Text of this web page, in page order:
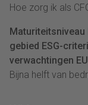
Hoe zorg ik als
Maturiteitsniveau
gebied ESG-
verwachtingen EU
Bijna helft van